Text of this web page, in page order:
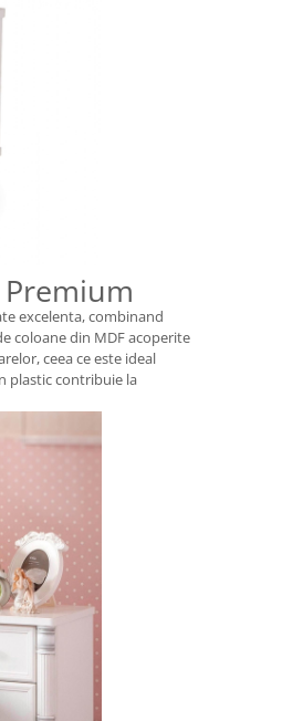
excelenta, combinand
coloane din MDF acoperite
ceea ce este ideal
plastic contribuie la